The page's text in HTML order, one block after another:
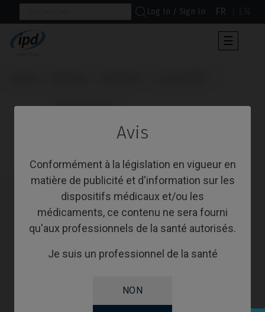
Avis
Conformément à la législation en vigueur en
matière de publicité et d'information sur les
dispositifs médicaux et/ou les
médicaments, ce contenu ne sera fourni
qu'aux professionnels de la santé autorisés.
Je suis un professionnel de la santé
NON
Log In / Sign In FR
Toggle
☰
                      Bloc Premilled